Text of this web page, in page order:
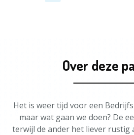
Over deze
Het is weer tijd voor een
maar wat gaan we doen? De
terwijl de ander het liever rustig